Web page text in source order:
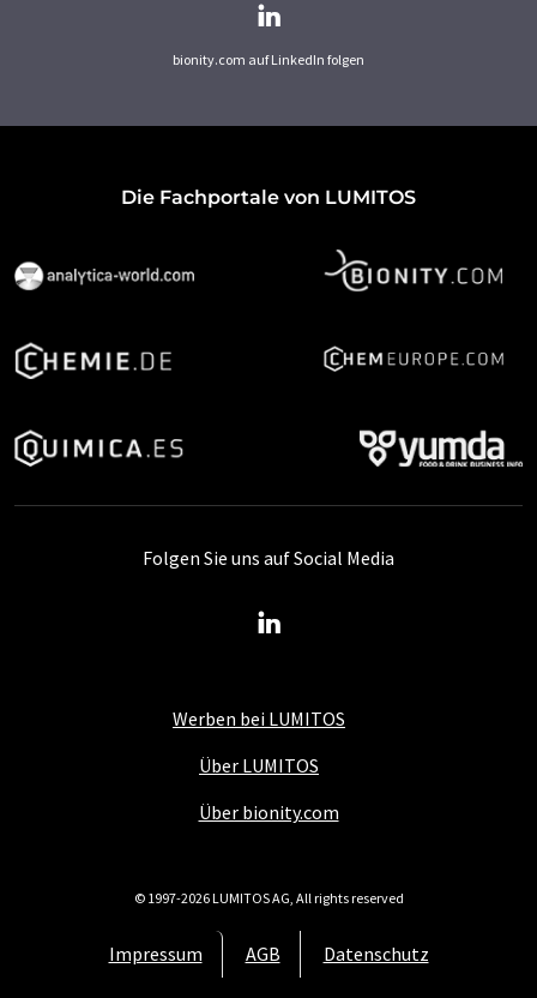
bionity.com auf LinkedIn folgen
Die Fachportale von LUMITOS
Werben bei LUMITOS
Über LUMITOS
Über bionity.com
Impressum AGB Datenschutz
Folgen Sie uns auf Social Media
© 1997-2026 LUMITOS AG, All rights reserved